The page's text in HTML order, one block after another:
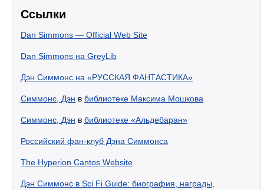
Ссылки
Dan Simmons — Official Web Site
Dan Simmons на GreyLib
Дэн Симмонс на «РУССКАЯ ФАНТАСТИКА»
Симмонс, Дэн в библиотеке Максима Мошкова
Симмонс, Дэн в библиотеке «Альдебаран»
Российский фан-клуб Дэна Симмонса
The Hyperion Cantos Website
Дэн Симмонс в Sci Fi Guide: биография, награды,